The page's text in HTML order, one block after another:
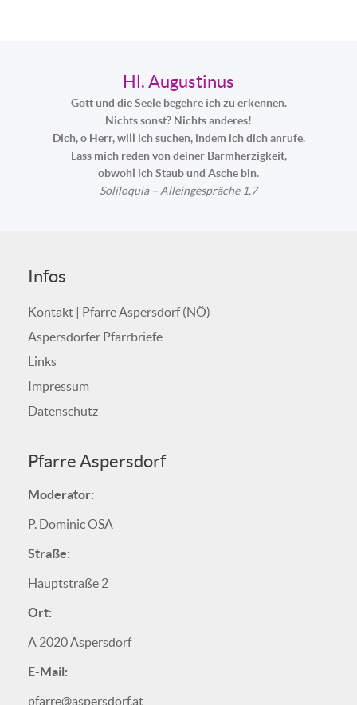
Hl. Augustinus
Gott und die Seele begehre ich zu erkennen.
Nichts sonst? Nichts anderes!
Dich, o Herr, will ich suchen, indem ich dich anrufe.
Lass mich reden von deiner Barmherzigkeit,
obwohl ich Staub und Asche bin.
Soliloquia – Alleingespräche 1,7
Infos
Kontakt | Pfarre Aspersdorf (NÖ)
Aspersdorfer Pfarrbriefe
Links
Impressum
Datenschutz
Pfarre Aspersdorf
Moderator:
P. Dominic OSA
Straße:
Hauptstraße 2
Ort:
A 2020 Aspersdorf
E-Mail:
pfarre@aspersdorf.at